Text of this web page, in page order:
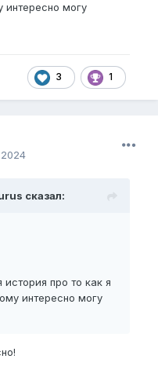
могу
3 1
сказал:
история про то как я
интересно могу